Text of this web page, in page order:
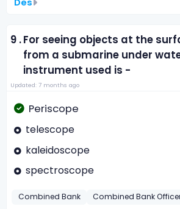
Des
9 .For seeing objects at the
from a submarine under
instrument used is -
Updated: 7 months ago
Periscope
telescope
kaleidoscope
spectroscope
Combined Bank Combined Bank